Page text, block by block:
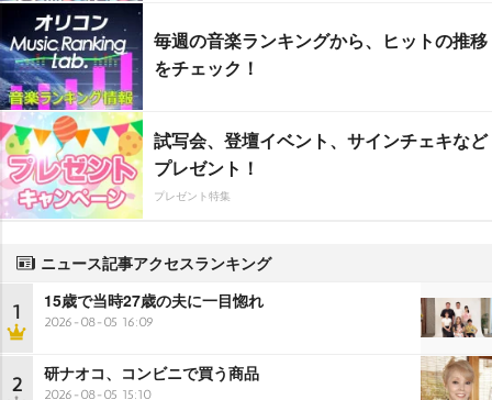
毎週の音楽ランキングから、ヒットの推移
をチェック！
試写会、登壇イベント、サインチェキなど
プレゼント！
プレゼント特集
ニュース記事アクセスランキング
1 15歳で当時27歳の夫に一目惚れ
2026-08-05 16:09
2 研ナオコ、コンビニで買う商品
2026-08-05 15:10